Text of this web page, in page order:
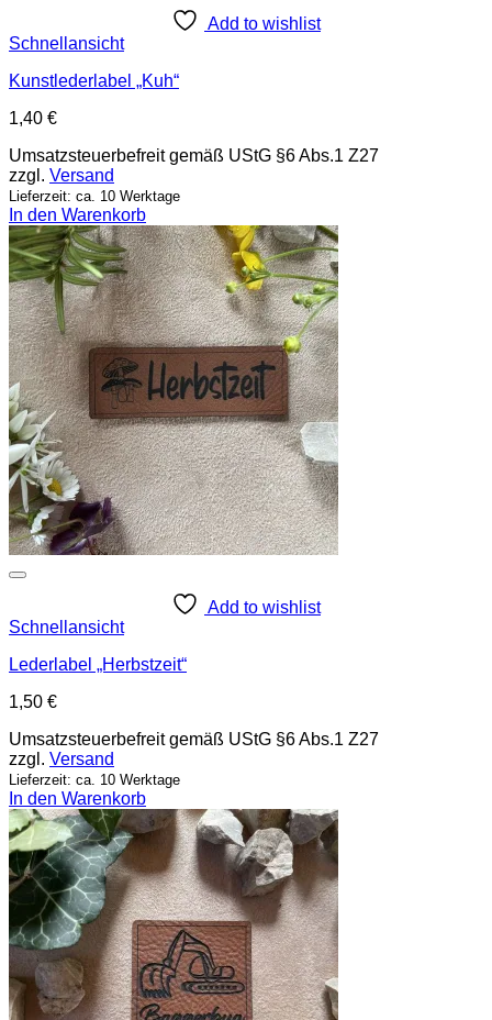
Add to wishlist
Schnellansicht
Kunstlederlabel „Kuh“
1,40 €
Umsatzsteuerbefreit gemäß UStG §6 Abs.1 Z27
zzgl. Versand
Lieferzeit: ca. 10 Werktage
In den Warenkorb
Add to wishlist
Schnellansicht
Lederlabel „Herbstzeit“
1,50 €
Umsatzsteuerbefreit gemäß UStG §6 Abs.1 Z27
zzgl. Versand
Lieferzeit: ca. 10 Werktage
In den Warenkorb